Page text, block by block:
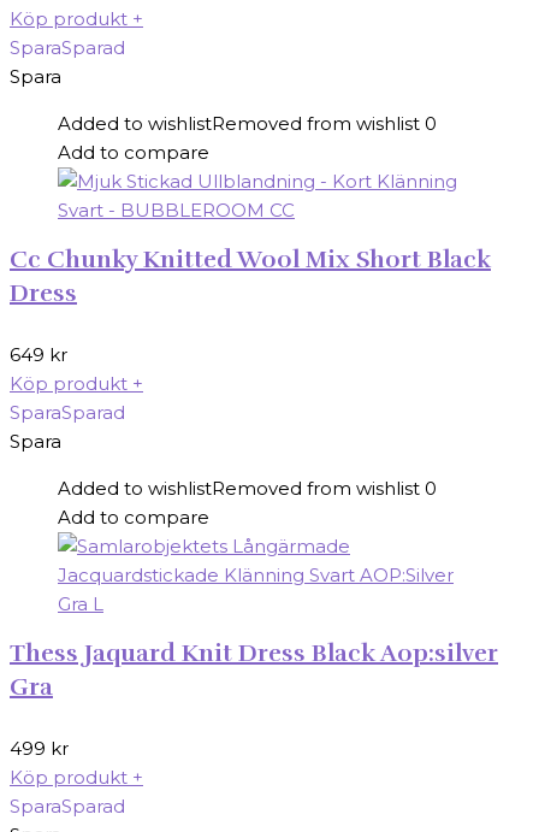
Köp produkt +
SparaSparad
Spara
Added to wishlistRemoved from wishlist 0
Add to compare
Cc Chunky Knitted Wool Mix Short Black
Dress
649 kr
Köp produkt +
SparaSparad
Spara
Added to wishlistRemoved from wishlist 0
Add to compare
Thess Jaquard Knit Dress Black Aop:silver
Gra
499 kr
Köp produkt +
SparaSparad